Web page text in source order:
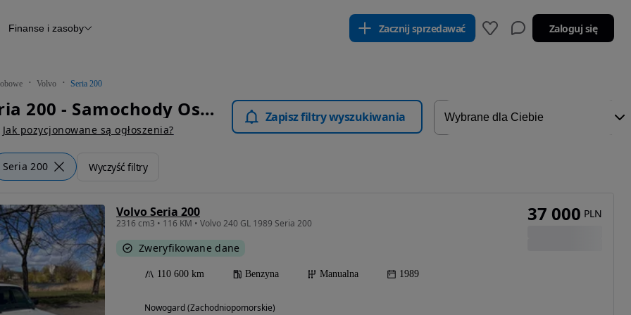
Raport z inspekcji
Otomoto News
Finanse i zasoby Zacznij sprzedawać Zaloguj się
Volvo Seria 200
Volvo Seria 200 - Samochody Osobowe
Jak pozycjonowane są ogłoszenia?
Zapisz filtry wyszukiwania
Seria 200 Wyczyść filtry
Volvo Seria 200
2316 cm3 • 116 KM • Volvo 240 GL 1989 Seria 200
Zweryfikowane dane
110 600 km Benzyna Manualna 1989
Nowogard (Zachodniopomorskie)
37 000 PLN